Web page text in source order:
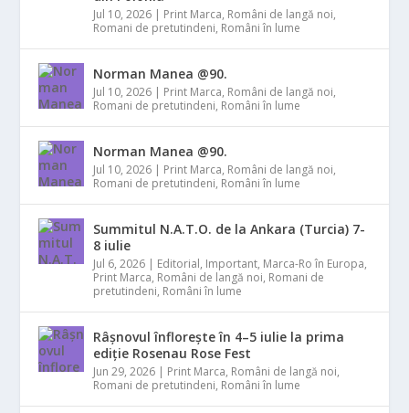
Jul 10, 2026 | Print Marca, Români de langă noi,
Romani de pretutindeni, Români în lume
Norman Manea @90.
Jul 10, 2026 | Print Marca, Români de langă noi,
Romani de pretutindeni, Români în lume
Norman Manea @90.
Jul 10, 2026 | Print Marca, Români de langă noi,
Romani de pretutindeni, Români în lume
Summitul N.A.T.O. de la Ankara (Turcia) 7-
8 iulie
Jul 6, 2026 | Editorial, Important, Marca-Ro în Europa,
Print Marca, Români de langă noi, Romani de
pretutindeni, Români în lume
Râșnovul înflorește în 4–5 iulie la prima
ediție Rosenau Rose Fest
Jun 29, 2026 | Print Marca, Români de langă noi,
Romani de pretutindeni, Români în lume